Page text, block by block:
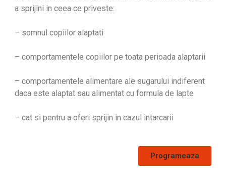
a sprijini in ceea ce priveste:
– somnul copiilor alaptati
– comportamentele copiilor pe toata perioada alaptarii
– comportamentele alimentare ale sugarului indiferent
daca este alaptat sau alimentat cu formula de lapte
– cat si pentru a oferi sprijin in cazul intarcarii
Programeaza